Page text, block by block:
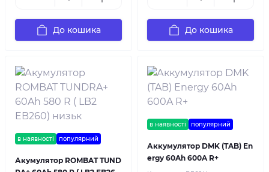
До кошика До кошика
в наявності популярний
Акумулятор ROMBAT TUND
в наявності популярний
Аккумулятор DMK (TAB) En
ergy 60Ah 600A R+